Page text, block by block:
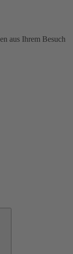
aus Ihrem Besuch